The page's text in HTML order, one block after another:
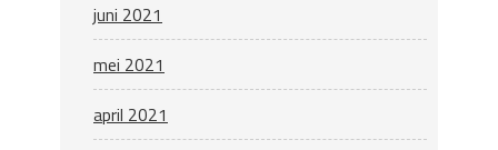
juni 2021
mei 2021
april 2021